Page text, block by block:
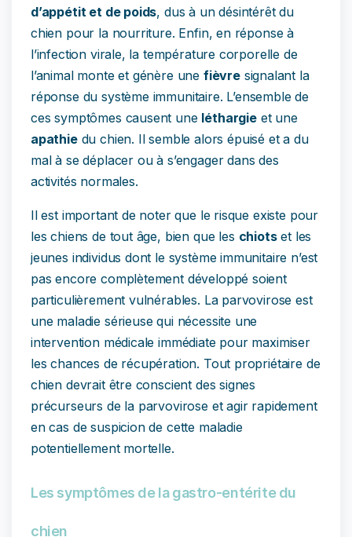
d’appétit et de poids, dus à un désintérêt du
chien pour la nourriture. Enfin, en réponse à
l’infection virale, la température corporelle de
l’animal monte et génère une fièvresignalant la
réponse du système immunitaire. L’ensemble de
ces symptômes causent une léthargieet une
apathiedu chien. Il semble alors épuisé et a du
mal à se déplacer ou à s’engager dans des
activités normales.
Il est important de noter que le risque existe pour
les chiens de tout âge, bien que les chiotset les
jeunes individus dont le système immunitaire n’est
pas encore complètement développé soient
particulièrement vulnérables. La parvovirose est
une maladie sérieuse qui nécessite une
intervention médicale immédiate pour maximiser
les chances de récupération. Tout propriétaire de
chien devrait être conscient des signes
précurseurs de la parvovirose et agir rapidement
en cas de suspicion de cette maladie
potentiellement mortelle.
Les symptômes de la gastro-entérite du
chien